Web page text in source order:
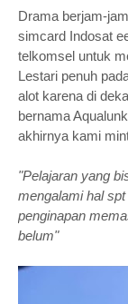
Drama berjam-
simcard Indosat
telkomsel untuk
Lestari penuh
alot karena di
bernama
akhirnya kami
"Pelajaran yang
mengalami hal
penginapan
belum"